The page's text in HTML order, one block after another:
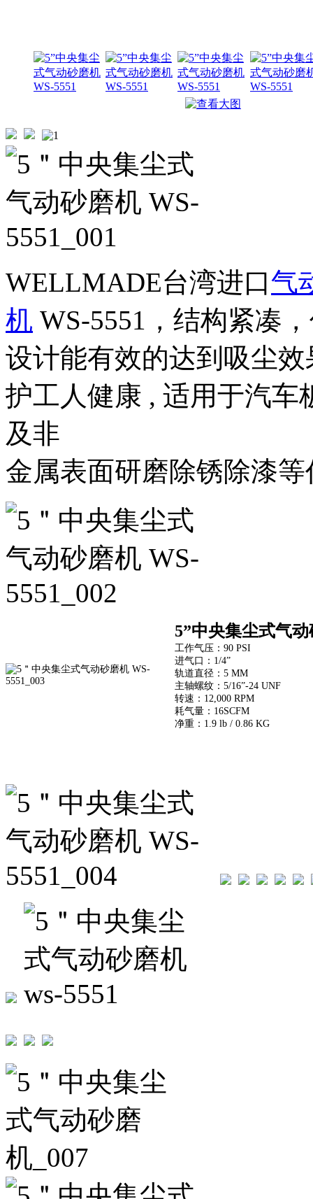
WELLMADE台湾进口气
机 WS-5551，结构紧凑
设计能有效的达到吸尘
护工人健康 , 适用于汽车
及非
金属表面研磨除锈除漆等
5”中央集尘式气
工作气压：90 PSI
进气口：1/4”
轨道直径：5 MM
主轴螺纹：5/16”-24 UNF
转速：12,000 RPM
耗气量：16SCFM
净重：1.9 lb / 0.86 KG